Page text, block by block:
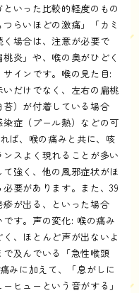
いった比較的軽度のもの
らいほどの激痛」「カミ
場合は、注意が必要で
炎」や、喉の奥がひどく
インです。喉の見た目:
だけでなく、左右の扁桃
）が付着している場合
症（プール熱）などの可
ば、喉の痛みと共に、咳
スよく現れることが多い
強く、他の風邪症状がほ
要があります。また、39
が出る、といった場合
す。声の変化: 喉の痛み
、ほとんど声が出ないよ
及んでいる「急性喉頭
みに加えて、「息がしに
ヒューという音がする」